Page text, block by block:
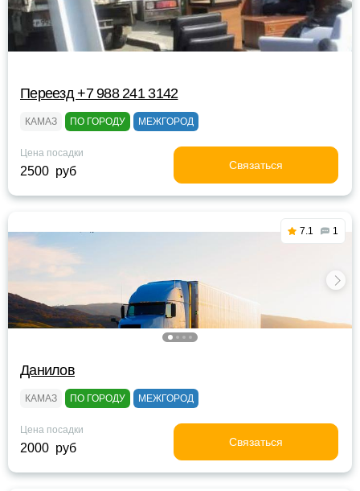
Переезд +7 988 241 3142
КАМАЗ ПО ГОРОДУ МЕЖГОРОД
Цена посадки
2500 руб Связаться
7.1 1
Данилов
КАМАЗ ПО ГОРОДУ МЕЖГОРОД
Цена посадки
2000 руб Связаться